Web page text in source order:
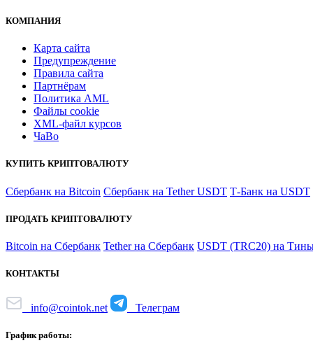
КОМПАНИЯ
Карта сайта
Предупреждение
Правила сайта
Партнёрам
Политика AML
Файлы coоkie
XML-файл курсов
ЧаВо
КУПИТЬ КРИПТОВАЛЮТУ
Сбербанк на Bitcoin Сбербанк на Tether USDT Т-Банк на USDT
ПРОДАТЬ КРИПТОВАЛЮТУ
Bitcoin на Сбербанк Tether на Сбербанк USDT (TRC20) на
КОНТАКТЫ
info@cointok.net Телеграм
График работы: